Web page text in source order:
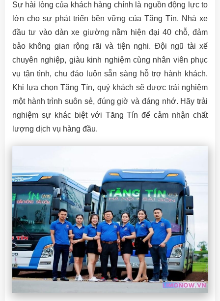
Sự hài lòng của khách hàng chính là nguồn động lực to
lớn cho sự phát triển bền vững của Tăng Tín. Nhà xe
đầu tư vào dàn xe giường nằm hiện đại 40 chỗ, đảm
bảo không gian rộng rãi và tiện nghi. Đội ngũ tài xế
chuyên nghiệp, giàu kinh nghiệm cùng nhân viên phục
vụ tận tình, chu đáo luôn sẵn sàng hỗ trợ hành khách.
Khi lựa chọn Tăng Tín, quý khách sẽ được trải nghiệm
một hành trình suôn sẻ, đúng giờ và đáng nhớ. Hãy trải
nghiệm sự khác biệt với Tăng Tín để cảm nhận chất
lượng dịch vụ hàng đầu.